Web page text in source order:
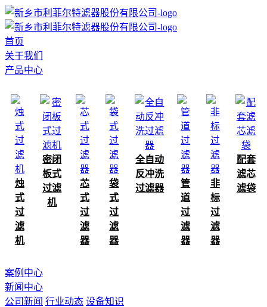
首页
关于我们
产品中心
烛
式
过
滤
机
密闭
板式
过滤
机
芯
式
过
滤
器
袋
式
过
滤
器
全自动
反冲洗
过滤器
管
道
过
滤
器
非
标
过
滤
器
配套
滤芯
滤袋
案例中心
新闻中心
公司新闻 行业动态 设备知识